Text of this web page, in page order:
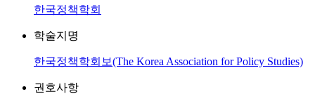
한국정책학회
학술지명
한국정책학회보(The Korea Association for Policy Studies)
권호사항